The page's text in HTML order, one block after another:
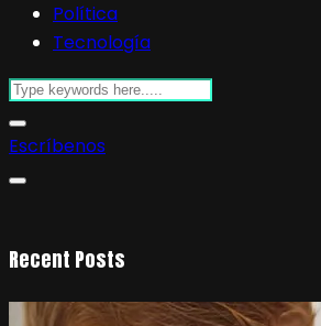
Política
Tecnología
Escríbenos
Recent Posts